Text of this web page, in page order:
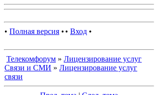
• Полная версия • • Вход •
Телекомфорум » Лицензирование услуг
Связи и СМИ » Лицензирование услуг
связи